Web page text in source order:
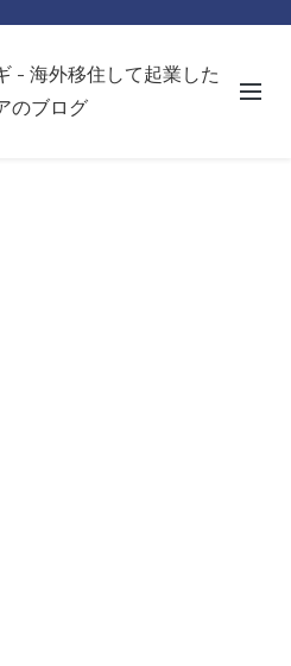
- 海外移住して起業した
のブログ